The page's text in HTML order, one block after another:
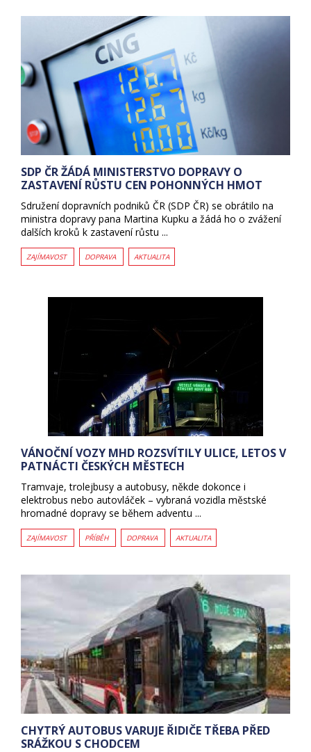
SDP ČR ŽÁDÁ MINISTERSTVO DOPRAVY O
ZASTAVENÍ RŮSTU CEN POHONNÝCH HMOT
Sdružení dopravních podniků ČR (SDP ČR) se obrátilo na
ministra dopravy pana Martina Kupku a žádá ho o zvážení
dalších kroků k zastavení růstu ...
ZAJÍMAVOST DOPRAVA AKTUALITA
VÁNOČNÍ VOZY MHD ROZSVÍTILY ULICE, LETOS V
PATNÁCTI ČESKÝCH MĚSTECH
Tramvaje, trolejbusy a autobusy, někde dokonce i
elektrobus nebo autovláček – vybraná vozidla městské
hromadné dopravy se během adventu ...
ZAJÍMAVOST PŘÍBĚH DOPRAVA AKTUALITA
CHYTRÝ AUTOBUS VARUJE ŘIDIČE TŘEBA PŘED
SRÁŽKOU S CHODCEM